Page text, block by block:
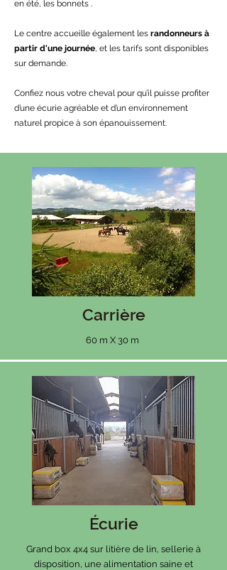
en été, les bonnets .
Le centre accueille également les randonneurs à
partir d'une journée, et les tarifs sont disponibles
sur demande.
Confiez nous votre cheval pour qu’il puisse profiter
d’une écurie agréable et d’un environnement
naturel propice à son épanouissement.
Carrière
60 m X 30 m
Écurie
Grand box 4x4 sur litière de lin, sellerie à
disposition, une alimentation saine et